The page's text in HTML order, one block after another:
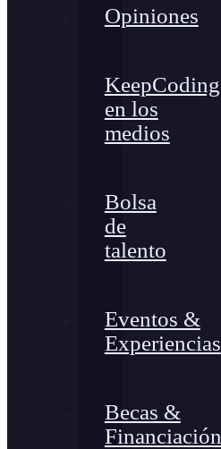
Opiniones
KeepCoding
en los
medios
Bolsa
de
talento
Eventos &
Experiencias
Becas &
Financiación